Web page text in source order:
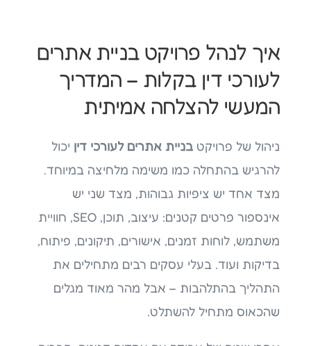
איך לנהל פרויקט בניית אתרים
לעורכי דין בקלות – המדריך
המעשי להצלחה אמיתית
ניהול של פרויקט בניית אתרים לעורכי דין יכול
להרגיש בהתחלה כמו משימה מלחיצה במיוחד.
מצד אחד יש ציפיות גבוהות, מצד שני יש
אינספור פרטים קטנים: עיצוב, תוכן, SEO, חוויית
משתמש, לוחות זמנים, אישורים, תיקונים, פיתוח,
בדיקות ועוד. בעלי עסקים רבים מתחילים את
התהליך בהתלהבות – אבל מהר מאוד מגלים
שהכאוס מתחיל להשתלט.